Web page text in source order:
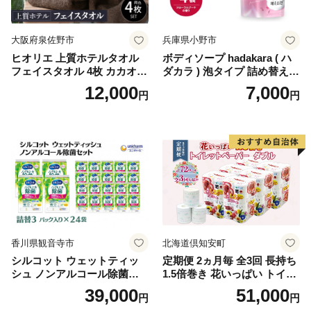
大阪府泉佐野市
ヒオリエ 上質ホテルタオル
フェイスタオル 4枚 カカオ
【タオル 泉州タオル 吸水 普
段使い 無地 シンプル 日用品
12,000円
兵庫県小野市
ボディソープ hadakara ( ハ
ダカラ ) 泡タイプ 詰め替え 4
40ml×4袋 ボディーソープ 泡
ボディソープ 泡 日用品 消耗
泡石鹸 石鹸 兵庫 兵庫県 小野
7,000円
香川県観音寺市
シルコット ウェットティッ
シュ ノンアルコール除菌詰
替（43枚×3P）×24袋 日用品
おもちゃ 拭き取り 手拭き 外
39,000円
北海道倶知安町
定期便 2ヵ月毎 全3回 長持ち
1.5倍巻き 花いっぱい トイレ
ットペーパー ダブル 45ｍ 計
72ロール 全18種 花柄 プリン
51,000円